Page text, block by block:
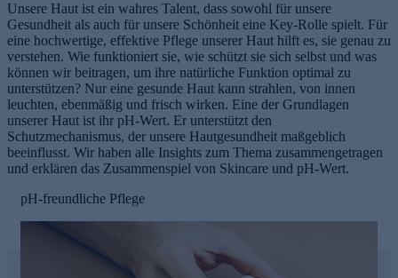
Unsere Haut ist ein wahres Talent, dass sowohl für unsere
Gesundheit als auch für unsere Schönheit eine Key-Rolle spielt. Für
eine hochwertige, effektive Pflege unserer Haut hilft es, sie genau zu
verstehen. Wie funktioniert sie, wie schützt sie sich selbst und was
können wir beitragen, um ihre natürliche Funktion optimal zu
unterstützen? Nur eine gesunde Haut kann strahlen, von innen
leuchten, ebenmäßig und frisch wirken. Eine der Grundlagen
unserer Haut ist ihr pH-Wert. Er unterstützt den
Schutzmechanismus, der unsere Hautgesundheit maßgeblich
beeinflusst. Wir haben alle Insights zum Thema zusammengetragen
und erklären das Zusammenspiel von Skincare und pH-Wert.
pH-freundliche Pflege